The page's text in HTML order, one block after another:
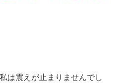
は震えが止まりませんでし